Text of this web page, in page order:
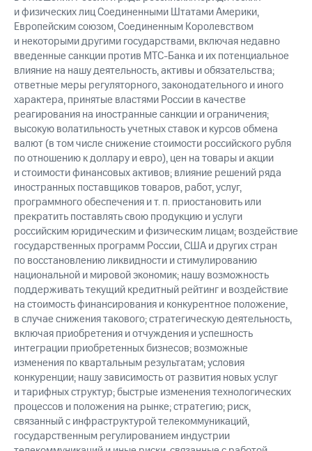
и физических лиц Соединенными Штатами Америки,
Европейским союзом, Соединенным Королевством
и некоторыми другими государствами, включая недавно
введенные санкции против МТС-Банка и их потенциальное
влияние на нашу деятельность, активы и обязательства;
ответные меры регуляторного, законодательного и иного
характера, принятые властями России в качестве
реагирования на иностранные санкции и ограничения;
высокую волатильность учетных ставок и курсов обмена
валют (в том числе снижение стоимости российского рубля
по отношению к доллару и евро), цен на товары и акции
и стоимости финансовых активов; влияние решений ряда
иностранных поставщиков товаров, работ, услуг,
программного обеспечения и т. п. приостановить или
прекратить поставлять свою продукцию и услуги
российским юридическим и физическим лицам; воздействие
государственных программ России, США и других стран
по восстановлению ликвидности и стимулированию
национальной и мировой экономик; нашу возможность
поддерживать текущий кредитный рейтинг и воздействие
на стоимость финансирования и конкурентное положение,
в случае снижения такового; стратегическую деятельность,
включая приобретения и отчуждения и успешность
интеграции приобретенных бизнесов; возможные
изменения по квартальным результатам; условия
конкуренции; нашу зависимость от развития новых услуг
и тарифных структур; быстрые изменения технологических
процессов и положения на рынке; стратегию; риск,
связанный с инфраструктурой телекоммуникаций,
государственным регулированием индустрии